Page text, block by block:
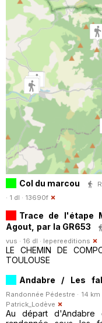
Col du marcou
· 1 dl · 13690f
Trace de l'étape
Agout, par la GR653
vus · 16 dl · lepereeditions
LE CHEMIN DE
TOULOUSE
Andabre / Les
Randonnée Pédestre · 14 km
Patrick_Lodève
Au départ d'Andabre